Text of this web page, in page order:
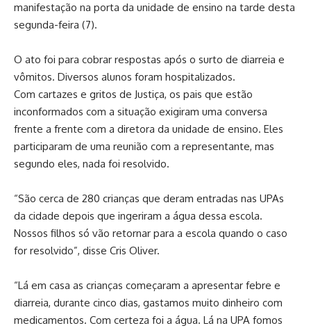
manifestação na porta da unidade de ensino na tarde desta
segunda-feira (7).
O ato foi para cobrar respostas após o surto de diarreia e
vômitos. Diversos alunos foram hospitalizados.
Com cartazes e gritos de Justiça, os pais que estão
inconformados com a situação exigiram uma conversa
frente a frente com a diretora da unidade de ensino. Eles
participaram de uma reunião com a representante, mas
segundo eles, nada foi resolvido.
“São cerca de 280 crianças que deram entradas nas UPAs
da cidade depois que ingeriram a água dessa escola.
Nossos filhos só vão retornar para a escola quando o caso
for resolvido”, disse Cris Oliver.
“Lá em casa as crianças começaram a apresentar febre e
diarreia, durante cinco dias, gastamos muito dinheiro com
medicamentos. Com certeza foi a água. Lá na UPA fomos